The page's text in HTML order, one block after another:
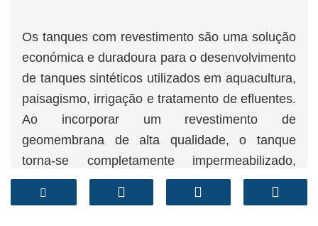
Os tanques com revestimento são uma solução
económica e duradoura para o desenvolvimento
de tanques sintéticos utilizados em aquacultura,
paisagismo, irrigação e tratamento de efluentes.
Ao incorporar um revestimento de
geomembrana de alta qualidade, o tanque
torna-se completamente impermeabilizado,
impedindo infiltrações e garantindo a
integridade estrutural a longo prazo. A BPM